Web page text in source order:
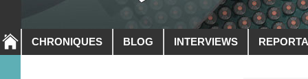
CHRONIQUES BLOG INTERVIEWS